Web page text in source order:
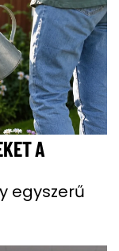
A
egyszerű